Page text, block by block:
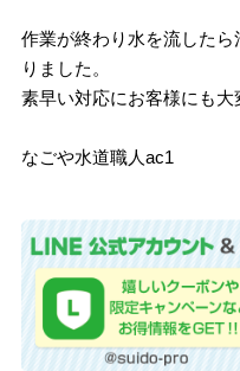
作業が終わり水を流した
りました。
素早い対応にお客様にも大
なごや水道職人ac1